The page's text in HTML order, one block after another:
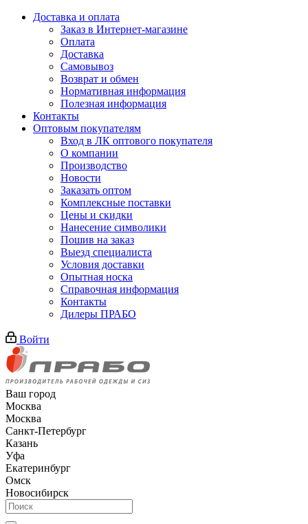
Доставка и оплата
Заказ в Интернет-магазине
Оплата
Доставка
Самовывоз
Возврат и обмен
Нормативная информация
Полезная информация
Контакты
Оптовым покупателям
Вход в ЛК оптового покупателя
О компании
Производство
Новости
Заказать оптом
Комплексные поставки
Цены и скидки
Нанесение символики
Пошив на заказ
Выезд специалиста
Условия доставки
Опытная носка
Справочная информация
Контакты
Дилеры ПРАБО
Войти
Ваш город
Москва
Москва
Санкт-Петербург
Казань
Уфа
Екатеринбург
Омск
Новосибирск